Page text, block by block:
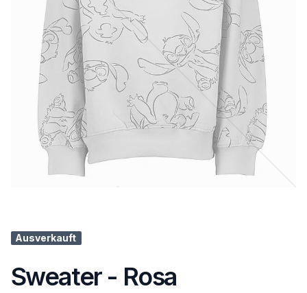
Ausverkauft
Sweater - Rosa